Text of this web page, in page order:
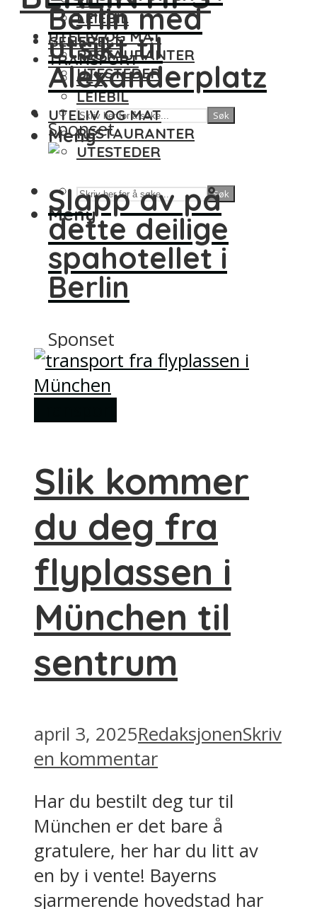
LEIEBIL
UTELIV OG MAT
RESTAURANTER
UTESTEDER
Søk
Meny
GENERELT
TRANSPORT
FLY
LEIEBIL
UTELIV OG MAT
RESTAURANTER
UTESTEDER
Søk
Meny
Berlin med
utsikt til
Alexanderplatz
Sponset
Slapp av på
dette deilige
spahotellet i
Berlin
Sponset
Slik kommer
du deg fra
flyplassen i
München til
sentrum
april 3, 2025RedaksjonenSkriv
en kommentar
Har du bestilt deg tur til
München er det bare å
gratulere, her har du litt av
en by i vente! Bayerns
sjarmerende hovedstad har